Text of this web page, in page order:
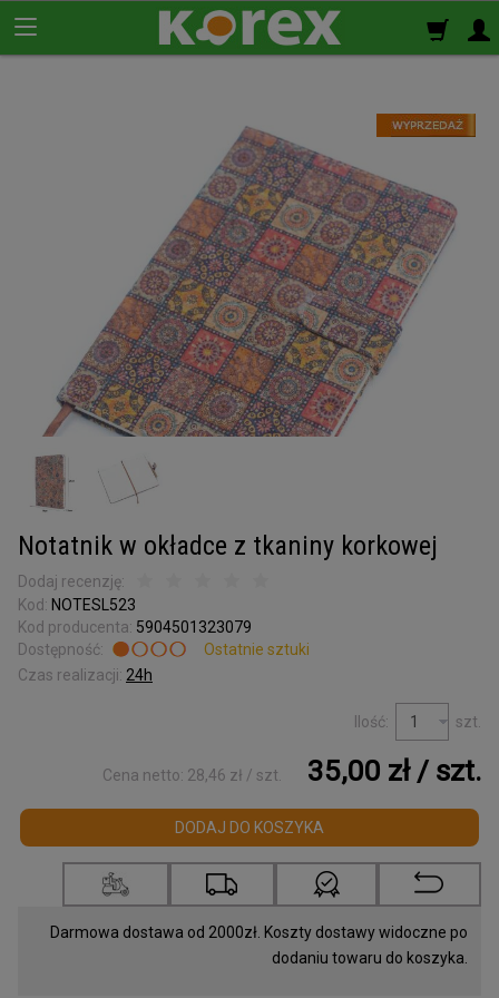
Korek ścienny
Płyty korkowe
Rolki korkowe
Podkład korkowy
pod panele
Korek izolacyjny
Izolacja termiczno-akustyczna
Korek samoprzylepny
do terrarium
Listwy korkowe
Mapy Świata
Akcesoria
Tablice w ramce
Korek dylatacyjny
Notatnik w okładce z tkaniny korkowej
Dodaj recenzję:
Kod: NOTESL523
Kod producenta: 5904501323079
Dostępność:
Ostatnie sztuki
Czas realizacji: 24h
Ilość: szt.
Cena netto: 28,46 zł / szt. 35,00 zł/ szt.
DODAJ DO KOSZYKA
Darmowa dostawa od 2000zł. Koszty dostawy widoczne po
dodaniu towaru do koszyka.